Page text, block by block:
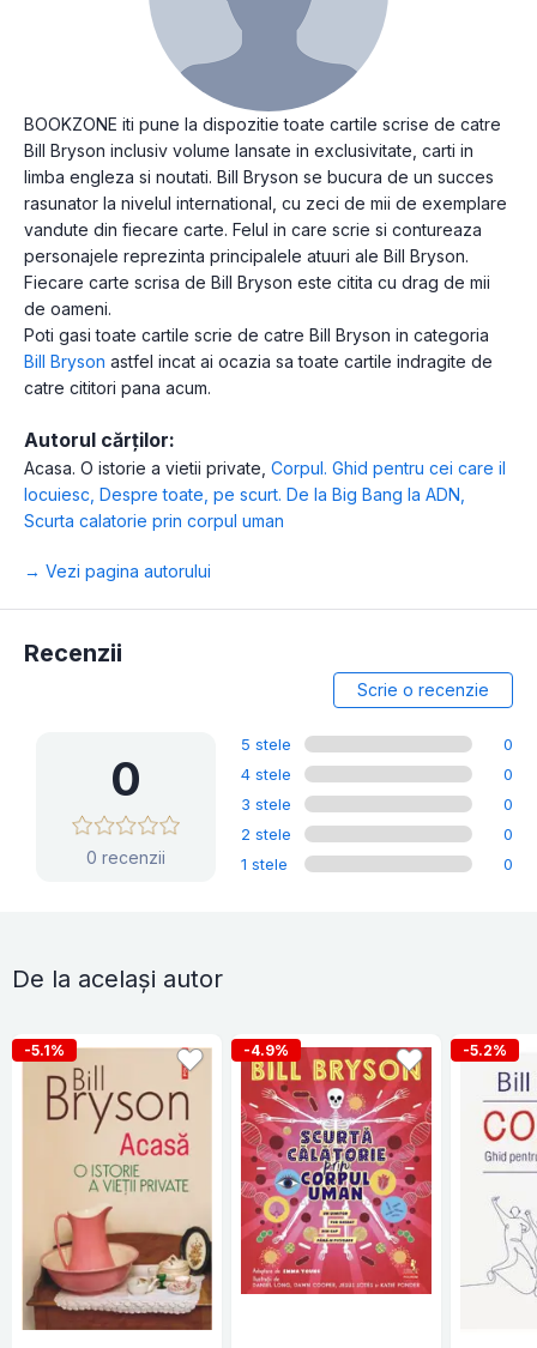
BOOKZONE iti pune la dispozitie toate cartile scrise de catre
Bill Bryson inclusiv volume lansate in exclusivitate, carti in
limba engleza si noutati. Bill Bryson se bucura de un succes
rasunator la nivelul international, cu zeci de mii de exemplare
vandute din fiecare carte. Felul in care scrie si contureaza
personajele reprezinta principalele atuuri ale Bill Bryson.
Fiecare carte scrisa de Bill Bryson este citita cu drag de mii
de oameni.
Poti gasi toate cartile scrie de catre Bill Bryson in categoria
Bill Bryson astfel incat ai ocazia sa toate cartile indragite de
catre cititori pana acum.
Autorul cărților:
Acasa. O istorie a vietii private Corpul. Ghid pentru cei care il
locuiesc Despre toate, pe scurt. De la Big Bang la ADN
Scurta calatorie prin corpul uman
→ Vezi pagina autorului
Recenzii
Scrie o recenzie
0
0 recenzii
5 stele
0
4 stele
0
3 stele
0
2 stele
0
1 stele
0
De la același autor
-5.1% -4.9% -5.2%